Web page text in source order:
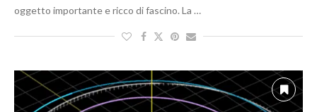
oggetto importante e ricco di fascino. La …